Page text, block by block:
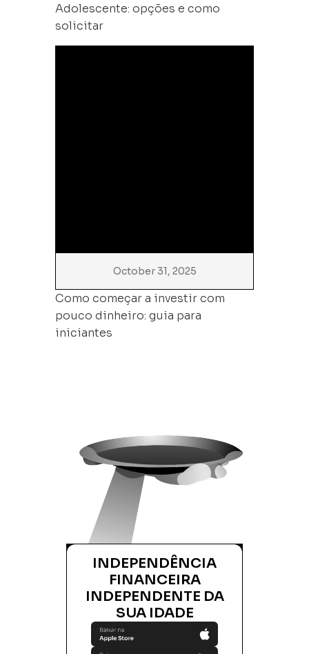
Adolescente: opções e como
solicitar
October 31, 2025
Como começar a investir com
pouco dinheiro: guia para
iniciantes
INDEPENDÊNCIA
FINANCEIRA
INDEPENDENTE DA
SUA IDADE